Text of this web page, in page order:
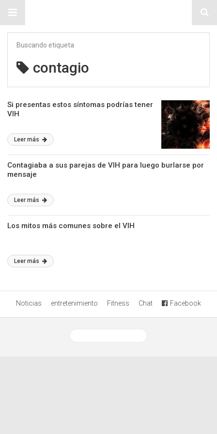
Buscando etiqueta
contagio
Si presentas estos síntomas podrías tener
VIH
Leer más
Contagiaba a sus parejas de VIH para luego burlarse por
mensaje
Leer más
Los mitos más comunes sobre el VIH
Leer más
Noticias entretenimiento Fitness Chat Facebook